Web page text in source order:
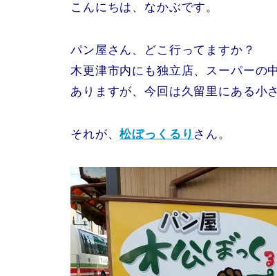
こんにちは、なかぶです。
パン屋さん、どこ行ってますか？
木更津市内にも独立店、スーパーの
ありますが、今回は久留里にある小
それが、松ぼっくるり さん。